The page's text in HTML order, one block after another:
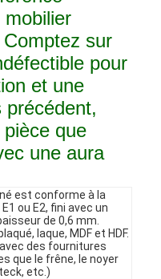
mobilier
sur
pour
et une
précédent,
que
une aura
est conforme à la
ou E2, fini avec un
de 0,6 mm.
laque, MDF et HDF.
des fournitures
que le frêne, le noyer
etc.)